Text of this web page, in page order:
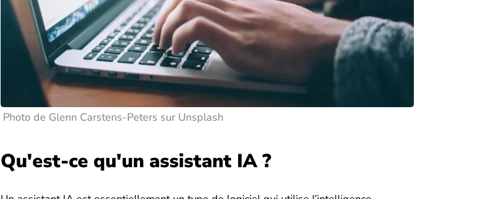
Photo de Glenn Carstens-Peters sur Unsplash
Qu'est-ce qu'un assistant IA ?